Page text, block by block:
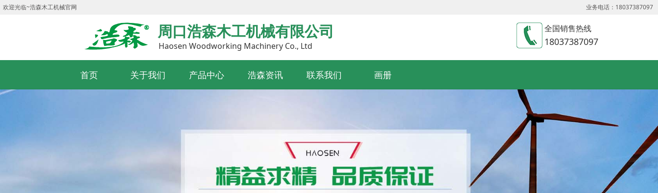
欢迎光临~浩森木工机械官网 业务电话：18037387097
周口浩森木工机械有限公司
Haosen Woodworking Machinery Co., Ltd
全国销售热线
18037387097
首页 关于我们 产品中心 浩森资讯 联系我们 画册